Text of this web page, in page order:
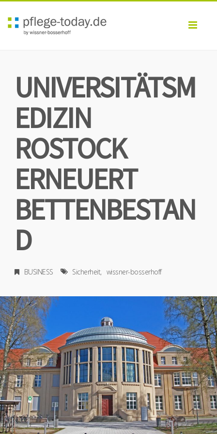
UNIVERSITÄTSM
EDIZIN
ROSTOCK
ERNEUERT
BETTENBESTAN
D
BUSINESS Sicherheit wissner-bosserhoff